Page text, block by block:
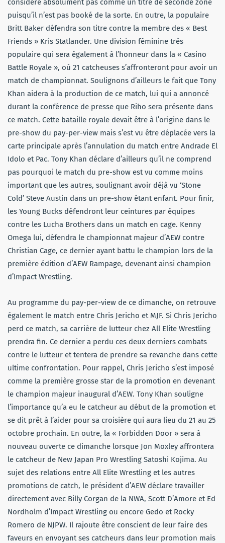
considère absolument pas comme un titre de seconde zone
puisqu’il n’est pas booké de la sorte. En outre, la populaire
Britt Baker défendra son titre contre la membre des « Best
Friends » Kris Statlander. Une division féminine très
populaire qui sera également à l’honneur dans la « Casino
Battle Royale », où 21 catcheuses s’affronteront pour avoir un
match de championnat. Soulignons d’ailleurs le fait que Tony
Khan aidera à la production de ce match, lui qui a annoncé
durant la conférence de presse que Riho sera présente dans
ce match. Cette bataille royale devait être à l’origine dans le
pre-show du pay-per-view mais s’est vu être déplacée vers la
carte principale après l’annulation du match entre Andrade El
Idolo et Pac. Tony Khan déclare d’ailleurs qu’il ne comprend
pas pourquoi le match du pre-show est vu comme moins
important que les autres, soulignant avoir déjà vu ‘Stone
Cold’ Steve Austin dans un pre-show étant enfant. Pour finir,
les Young Bucks défendront leur ceintures par équipes
contre les Lucha Brothers dans un match en cage. Kenny
Omega lui, défendra le championnat majeur d’AEW contre
Christian Cage, ce dernier ayant battu le champion lors de la
première édition d’AEW Rampage, devenant ainsi champion
d’Impact Wrestling.
Au programme du pay-per-view de ce dimanche, on retrouve
également le match entre Chris Jericho et MJF. Si Chris Jericho
perd ce match, sa carrière de lutteur chez All Elite Wrestling
prendra fin. Ce dernier a perdu ces deux derniers combats
contre le lutteur et tentera de prendre sa revanche dans cette
ultime confrontation. Pour rappel, Chris Jericho s’est imposé
comme la première grosse star de la promotion en devenant
le champion majeur inaugural d’AEW. Tony Khan souligne
l’importance qu’a eu le catcheur au début de la promotion et
se dit prêt à l’aider pour sa croisière qui aura lieu du 21 au 25
octobre prochain. En outre, la « Forbidden Door » sera à
nouveau ouverte ce dimanche lorsque Jon Moxley affrontera
le catcheur de New Japan Pro Wrestling Satoshi Kojima. Au
sujet des relations entre All Elite Wrestling et les autres
promotions de catch, le président d’AEW déclare travailler
directement avec Billy Corgan de la NWA, Scott D’Amore et Ed
Nordholm d’Impact Wrestling ou encore Gedo et Rocky
Romero de NJPW. Il rajoute être conscient de leur faire des
faveurs en envoyant ses catcheurs dans leur promotion mais